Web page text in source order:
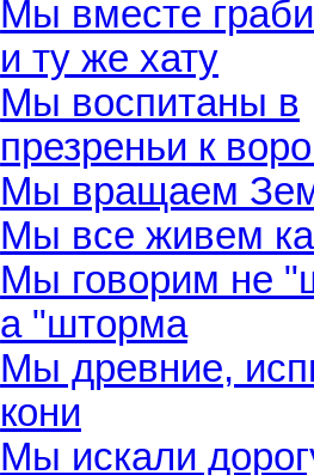
Мы вместе
и ту же хату
Мы воспитаны в
презреньи к
Мы вращаем
Мы все живем
Мы говорим не
а "шторма
Мы древние,
кони
Мы искали